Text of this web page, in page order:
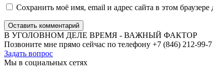
Сохранить моё имя, email и адрес сайта в этом
Оставить комментарий
В УГОЛОВНОМ ДЕЛЕ ВРЕМЯ - ВАЖНЫЙ ФАКТОР
Позвоните мне прямо сейчас по телефону +7 (846) 212-99-
Задать вопрос
Мы в социальных сетях